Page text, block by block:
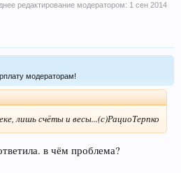
редактирование модератором: 1 сен 2014
модераторам!
лишь счёты и весы...(с)РациоТерпко
в чём проблема?